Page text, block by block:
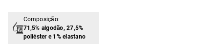
Composição:
71,5% algodão, 27,5%
poliéster e 1% elastano
jeans
º vestido curto